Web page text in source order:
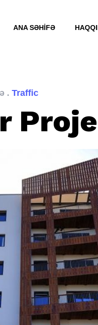
ANA SƏHİFƏ
. Traffic